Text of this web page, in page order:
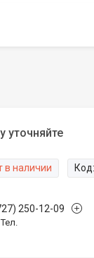
уточняйте
в наличии Код:
250-12-09
Тел.